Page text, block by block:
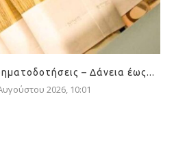
– Δάνεια έως...
2026, 10:01